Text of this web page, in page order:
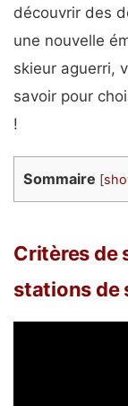
découvrir des
une nouvelle
skieur aguerri,
savoir pour
!
Sommaire [
Critères de
stations de